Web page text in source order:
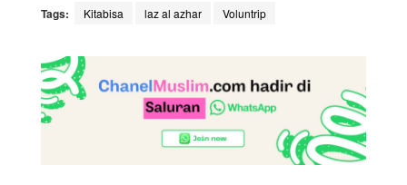
Tags: Kitabisa laz al azhar Voluntrip